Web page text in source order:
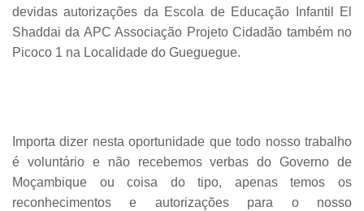
devidas autorizações da Escola de Educação Infantil El
Shaddai da APC Associação Projeto Cidadão também no
Picoco 1 na Localidade do Gueguegue.
Importa dizer nesta oportunidade que todo nosso trabalho
é voluntário e não recebemos verbas do Governo de
Moçambique ou coisa do tipo, apenas temos os
reconhecimentos e autorizações para o nosso